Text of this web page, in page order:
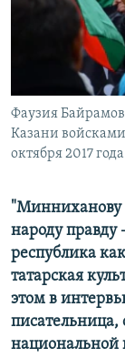
ПОБЕДИТЕЛЕЙ
УКРАИНСКАЯ
Все сайты
Фаузия
Казани войсками
октября 2017 года
"Минниханову
народу правду
республика
татарская
этом в
писательница,
национальной